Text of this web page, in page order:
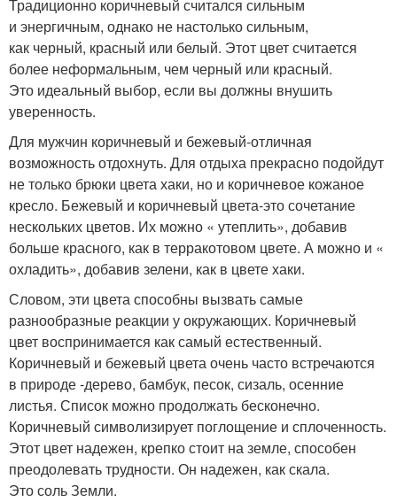
Традиционно коричневый считался сильным
и энергичным, однако не настолько сильным,
как черный, красный или белый. Этот цвет считается
более неформальным, чем черный или красный.
Это идеальный выбор, если вы должны внушить
уверенность.
Для мужчин коричневый и бежевый-отличная
возможность отдохнуть. Для отдыха прекрасно подойдут
не только брюки цвета хаки, но и коричневое кожаное
кресло. Бежевый и коричневый цвета-это сочетание
нескольких цветов. Их можно « утеплить», добавив
больше красного, как в терракотовом цвете. А можно и «
охладить», добавив зелени, как в цвете хаки.
Словом, эти цвета способны вызвать самые
разнообразные реакции у окружающих. Коричневый
цвет воспринимается как самый естественный.
Коричневый и бежевый цвета очень часто встречаются
в природе -дерево, бамбук, песок, сизаль, осенние
листья. Список можно продолжать бесконечно.
Коричневый символизирует поглощение и сплоченность.
Этот цвет надежен, крепко стоит на земле, способен
преодолевать трудности. Он надежен, как скала.
Это соль Земли.